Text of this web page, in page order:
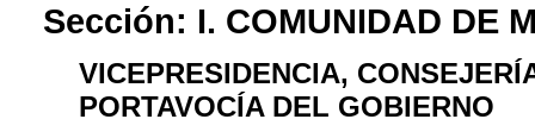
Sección: I. COMUNIDAD DE
VICEPRESIDENCIA,
PORTAVOCÍA DEL GOBIERNO